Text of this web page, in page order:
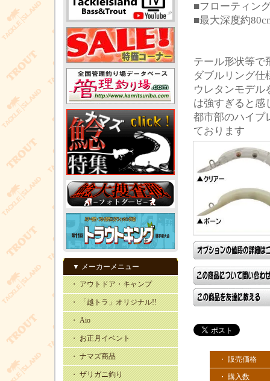
▼ メーカーメニュー
・ アウトドア・キャンプ
・ 「越トラ」オリジナル!!
・ Aio
・ お正月イベント
・ ナマズ商品
・ ザリガニ釣り
■フローティン
■最大深度約
テール形状等で
ダブルリング仕
ウレタンモデル
は強すぎると感
都市部のハイプ
ております
・ 販売価格
・ 購入数